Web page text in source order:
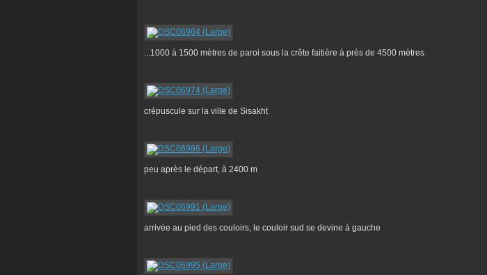
...1000 à 1500 mètres de paroi sous la crête faitière à près de 4500 mètres
crépuscule sur la ville de Sisakht
peu après le départ, à 2400 m
arrivée au pied des couloirs, le couloir sud se devine à gauche